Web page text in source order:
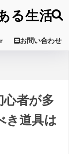
る生活
お問い合わせ
心者が多
き道具は